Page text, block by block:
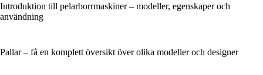
Introduktion till pelarborrmaskiner – modeller, egenskaper och
användning
Pallar – få en komplett översikt över olika modeller och designer